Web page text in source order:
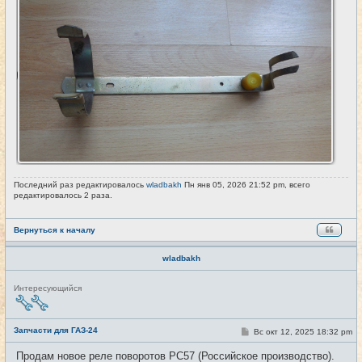
Последний раз редактировалось wladbakh Пн янв 05, 2026 21:52 pm, всего
редактировалось 2 раза.
Вернуться к началу
wladbakh
Н
е
т
и
Интересующийся
Запчасти для ГАЗ-24 #47
С
о
Вс окт 12, 2025 18:32 pm
Продам новое реле поворотов РС57 (Российское производство).